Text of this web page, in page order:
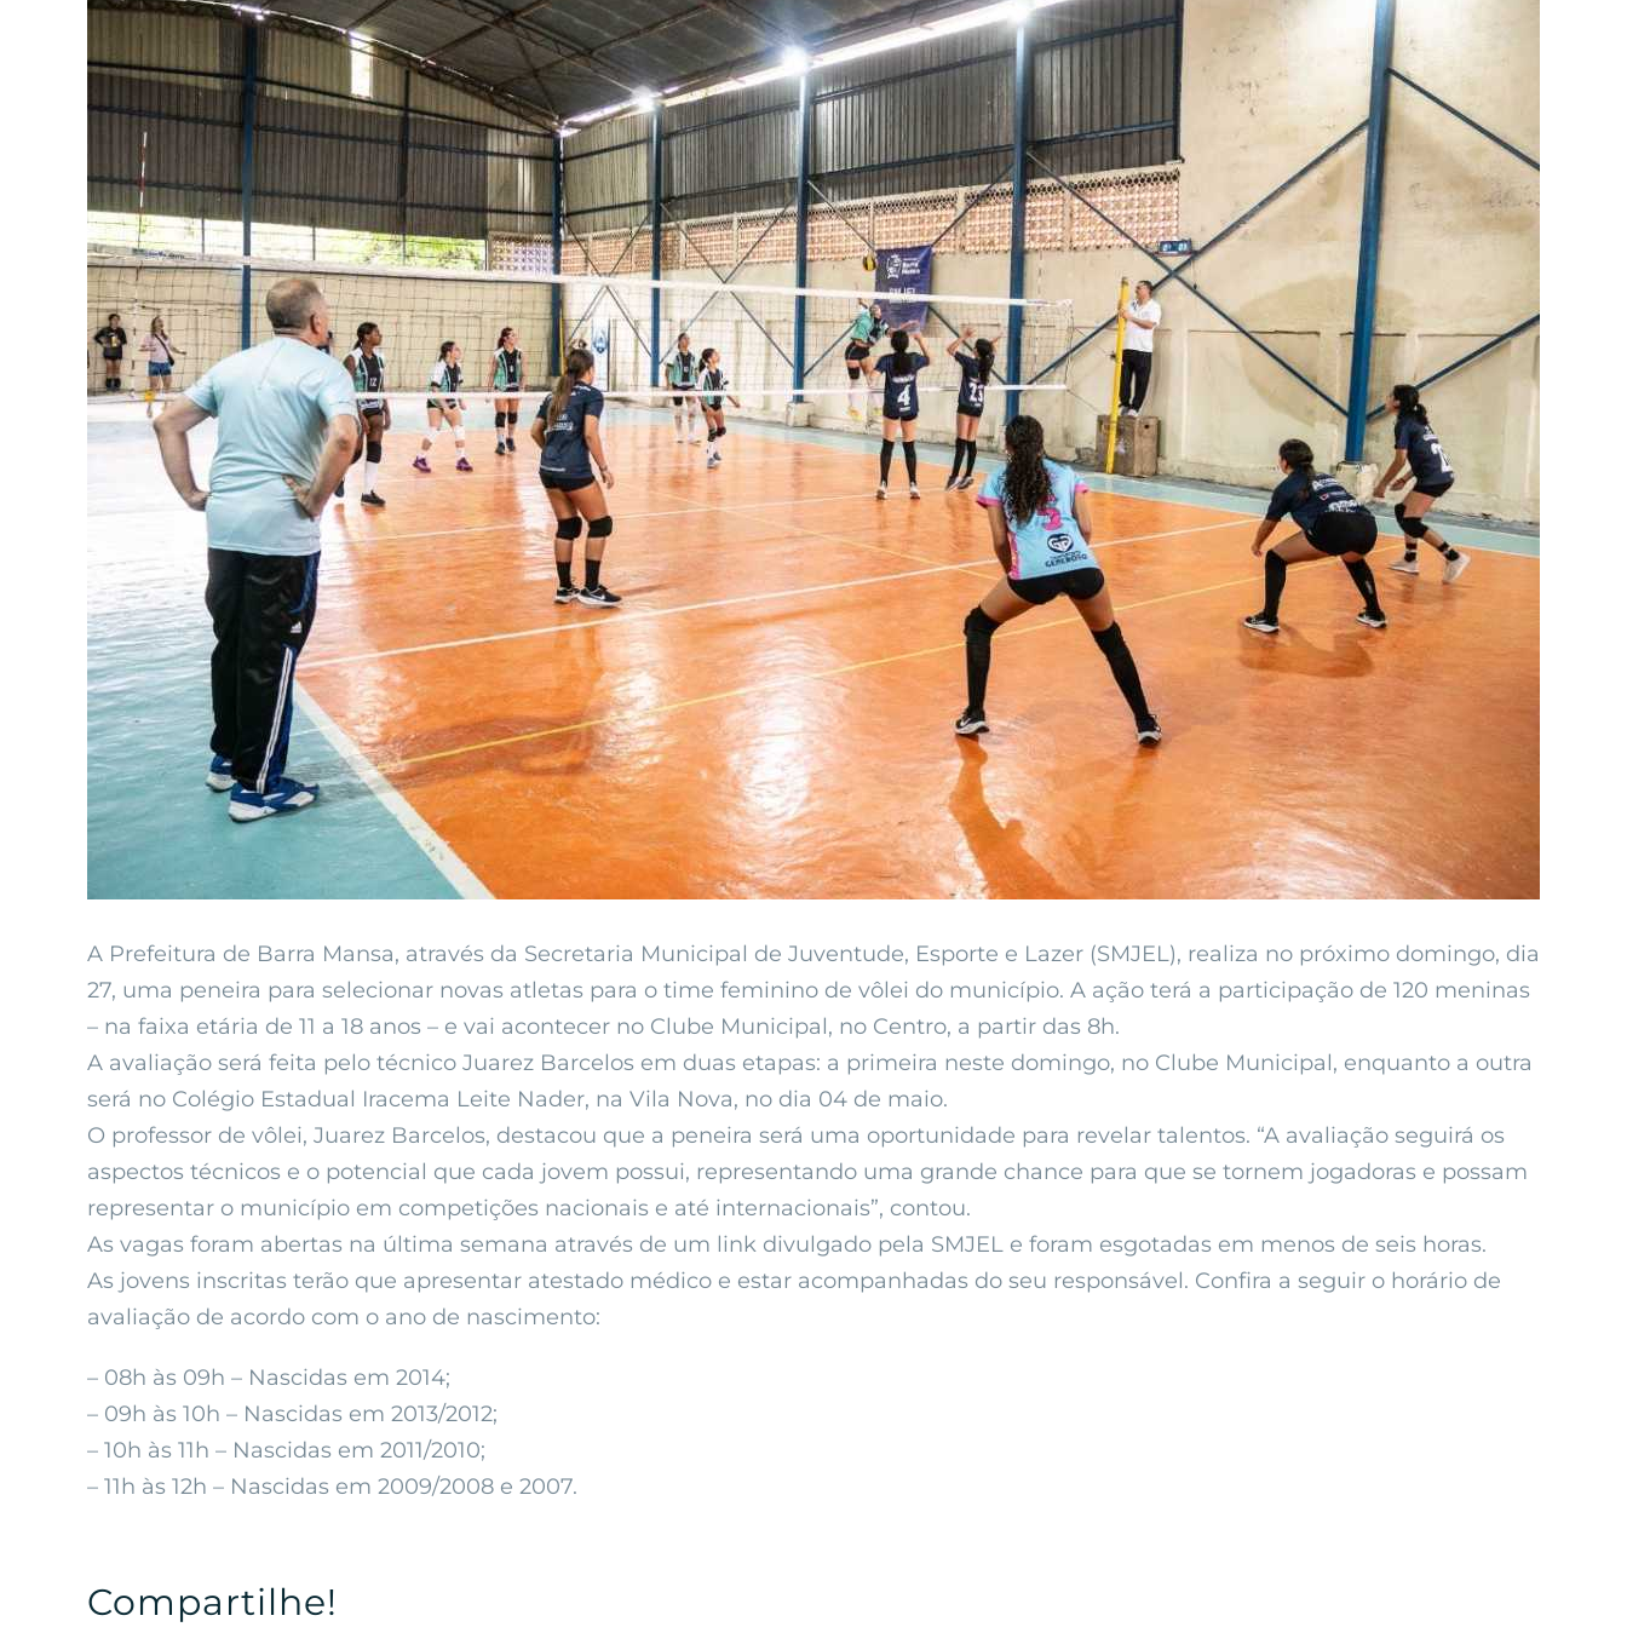
Image
A Prefeitura de Barra Mansa, através da Secretaria Municipal de Juventude, Esporte e Lazer (SMJEL), realiza no próximo domingo, dia
27, uma peneira para selecionar novas atletas para o time feminino de vôlei do município. A ação terá a participação de 120 meninas
– na faixa etária de 11 a 18 anos – e vai acontecer no Clube Municipal, no Centro, a partir das 8h.
A avaliação será feita pelo técnico Juarez Barcelos em duas etapas: a primeira neste domingo, no Clube Municipal, enquanto a outra
será no Colégio Estadual Iracema Leite Nader, na Vila Nova, no dia 04 de maio.
O professor de vôlei, Juarez Barcelos, destacou que a peneira será uma oportunidade para revelar talentos. “A avaliação seguirá os
aspectos técnicos e o potencial que cada jovem possui, representando uma grande chance para que se tornem jogadoras e possam
representar o município em competições nacionais e até internacionais”, contou.
As vagas foram abertas na última semana através de um link divulgado pela SMJEL e foram esgotadas em menos de seis horas.
As jovens inscritas terão que apresentar atestado médico e estar acompanhadas do seu responsável. Confira a seguir o horário de
avaliação de acordo com o ano de nascimento:
– 08h às 09h – Nascidas em 2014;
– 09h às 10h – Nascidas em 2013/2012;
– 10h às 11h – Nascidas em 2011/2010;
– 11h às 12h – Nascidas em 2009/2008 e 2007.
Compartilhe!